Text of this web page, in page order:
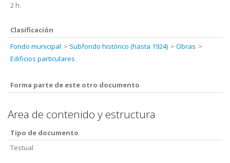
2 h.
Clasificación
Fondo municipal
Subfondo histórico (hasta 1924)
Obras
Edificios particulares
Forma parte de este otro documento
Area de contenido y estructura
Tipo de documento
Testual